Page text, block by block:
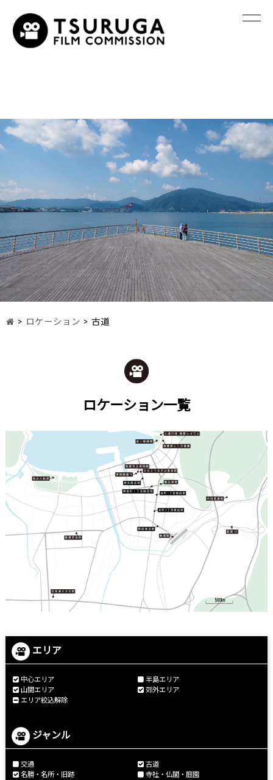
> ロケーション > 古道
ロケーション一覧
エリア
中心エリア
半島エリア
山間エリア
郊外エリア
エリア絞込解除
ジャンル
交通
古道
名勝・名所・旧跡
寺社・仏閣・庭園